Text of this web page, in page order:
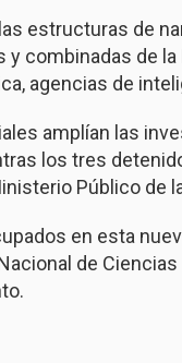
estructuras de
y combinadas de
agencias de
amplían las
los tres
Público de
en esta
de